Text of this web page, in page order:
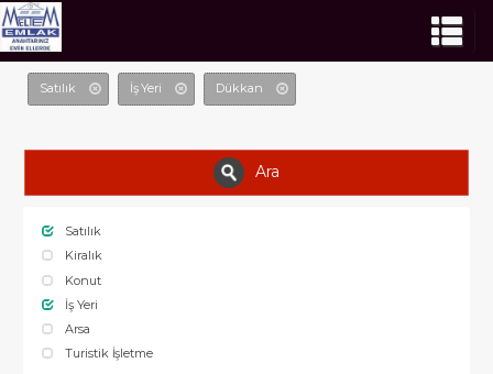
Satılık İş Yeri Dükkan
Ara
Satılık
Kiralık
Konut
İş Yeri
Arsa
Turistik İşletme